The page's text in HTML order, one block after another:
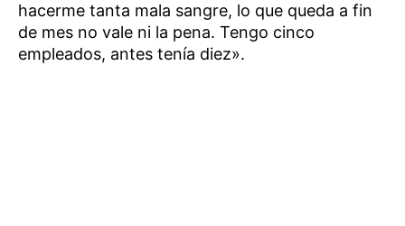
hacerme tanta mala sangre, lo que queda a fin
de mes no vale ni la pena. Tengo cinco
empleados, antes tenía diez».